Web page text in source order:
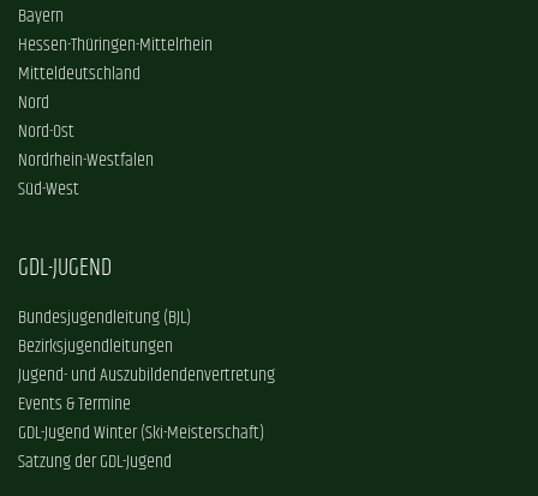
Bayern
Hessen-Thüringen-Mittelrhein
Mitteldeutschland
Nord
Nord-Ost
Nordrhein-Westfalen
Süd-West
GDL-JUGEND
Bundesjugendleitung (BJL)
Bezirksjugendleitungen
Jugend- und Auszubildendenvertretung
Events & Termine
GDL-Jugend Winter (Ski-Meisterschaft)
Satzung der GDL-Jugend